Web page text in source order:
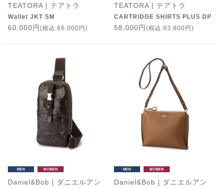
TEATORA | テアトラ
Wallet JKT SM
60,000円 (税込:66,000円)
TEATORA | テアトラ
CARTRIDGE SHIRTS PLUS DP
58,000円 (税込:63,800円)
Daniel&Bob | ダニエルアン
Daniel&Bob | ダニエルアン